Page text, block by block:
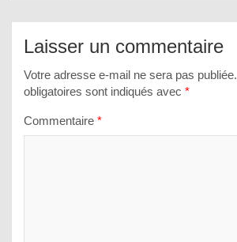
Laisser un commentaire
Votre adresse e-mail ne sera pas publiée.
obligatoires sont indiqués avec *
Commentaire *